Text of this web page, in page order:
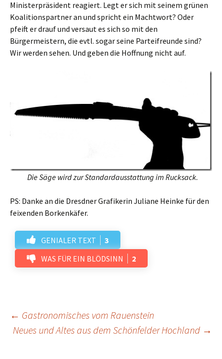
Ministerpräsident reagiert. Legt er sich mit seinem grünen
Koalitionspartner an und spricht ein Machtwort? Oder
pfeift er drauf und versaut es sich so mit den
Bürgermeistern, die evtl. sogar seine Parteifreunde sind?
Wir werden sehen. Und geben die Hoffnung nicht auf.
Die Säge wird zur Standardausstattung im Rucksack.
PS: Danke an die Dresdner Grafikerin Juliane Heinke für den
feixenden Borkenkäfer.
GENIALER TEXT
3
WAS FÜR EIN BLÖDSINN
2
Beitrags-
← Gastronomisches vom Rauenstein
Neues und Altes aus dem Schönfelder Hochland →